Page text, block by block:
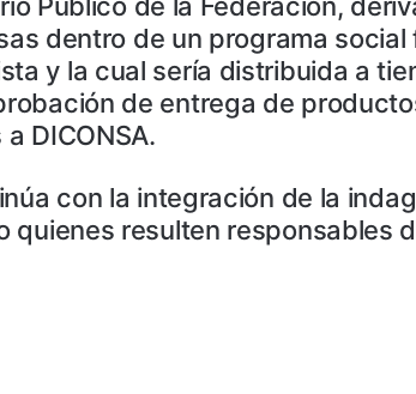
dentro de un programa
y la cual sería distribuida a
de entrega de
DICONSA.
con la integración de la
resulten responsables